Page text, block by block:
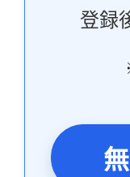
登録